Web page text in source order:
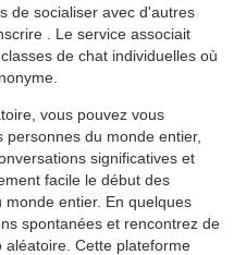
de socialiser avec d'autres
. Le service associait
de chat individuelles où
vous pouvez vous
du monde entier,
significatives et
facile le début des
entier. En quelques
spontanées et rencontrez de
aléatoire. Cette plateforme